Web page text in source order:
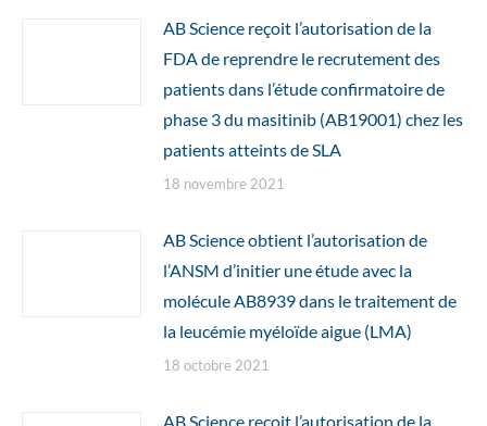
AB Science reçoit l’autorisation de la
FDA de reprendre le recrutement des
patients dans l’étude confirmatoire de
phase 3 du masitinib (AB19001) chez les
patients atteints de SLA
18 novembre 2021
AB Science obtient l’autorisation de
l’ANSM d’initier une étude avec la
molécule AB8939 dans le traitement de
la leucémie myéloïde aigue (LMA)
18 octobre 2021
AB Science reçoit l’autorisation de la